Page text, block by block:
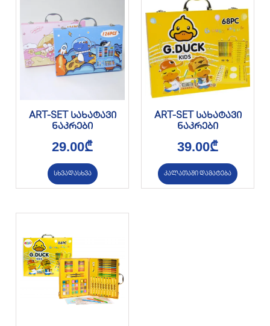
ART-SET სახატავი
ნაკრები
29.00₾
სხვადასხვა
ART-SET სახატავი
ნაკრები
39.00₾
კალათაში დამატება